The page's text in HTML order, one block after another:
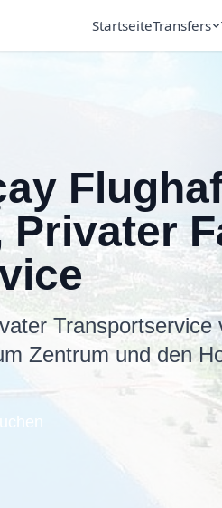
StartseiteTransfers
Privater
Zentrum und den